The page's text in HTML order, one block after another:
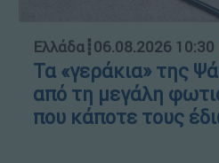
Ελλάδα┋06.08.2026 10:30
Τα «γεράκια» της
από τη μεγάλη
που κάποτε τους